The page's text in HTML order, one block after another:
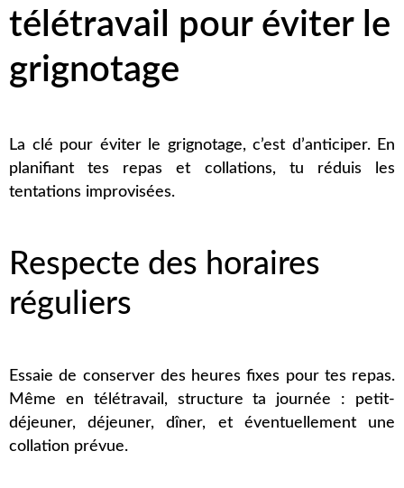
télétravail pour éviter le
grignotage
La clé pour éviter le grignotage, c’est d’anticiper. En
planifiant tes repas et collations, tu réduis les
tentations improvisées.
Respecte des horaires
réguliers
Essaie de conserver des heures fixes pour tes repas.
Même en télétravail, structure ta journée : petit-
déjeuner, déjeuner, dîner, et éventuellement une
collation prévue.